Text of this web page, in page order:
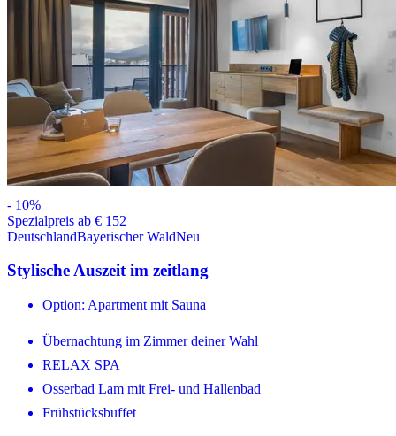
- 10%
Spezialpreis ab € 152
DeutschlandBayerischer WaldNeu
Stylische Auszeit im zeitlang
Option: Apartment mit Sauna
Übernachtung im Zimmer deiner Wahl
RELAX SPA
Osserbad Lam mit Frei- und Hallenbad
Frühstücksbuffet